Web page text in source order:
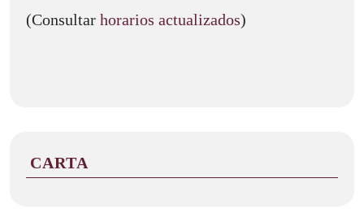
(Consultar horarios actualizados)
CARTA